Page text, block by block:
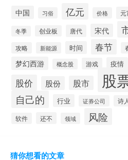
中国 习俗 亿元 价格
冬季 创业板 唐代 宋代
攻略 新能源 时间 春节
梦幻西游 概念股 游戏 疫情
股价 股份 股市 股
自己的 行业 证券公司 诗人
软件 还不 领域 风险
猜你想看的文章